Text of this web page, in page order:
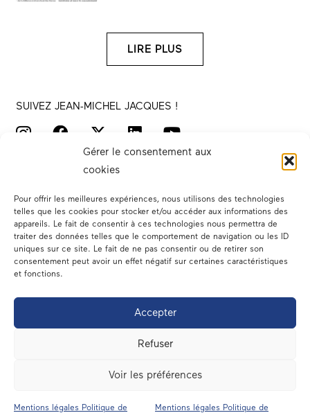
Gérer le consentement aux
cookies
Pour offrir les meilleures expériences, nous utilisons des technologies
telles que les cookies pour stocker et/ou accéder aux informations des
appareils. Le fait de consentir à ces technologies nous permettra de
traiter des données telles que le comportement de navigation ou les ID
uniques sur ce site. Le fait de ne pas consentir ou de retirer son
consentement peut avoir un effet négatif sur certaines caractéristiques
et fonctions.
Accepter
Refuser
Voir les préférences
Mentions légales Politique de Mentions légales Politique de
LIRE PLUS
SUIVEZ JEAN-MICHEL JACQUES !
Votre député
Dans les médias
En circonscription
A l’assemblée
Contact